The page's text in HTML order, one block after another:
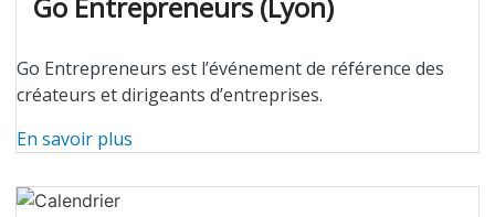
Go Entrepreneurs (Lyon)
Go Entrepreneurs est l’événement de référence des
créateurs et dirigeants d’entreprises.
En savoir plus